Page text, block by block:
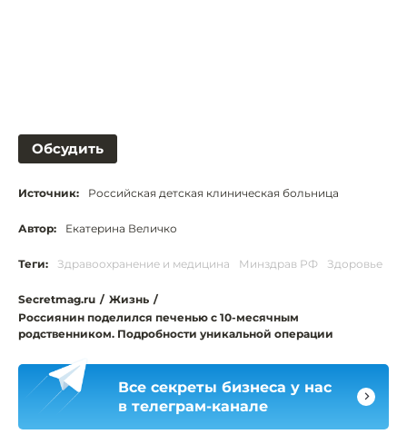
Обсудить
Источник: Российская детская клиническая больница
Автор: Екатерина Величко
Теги: Здравоохранение и медицина Минздрав РФ Здоровье
Secretmag.ru / Жизнь /
Россиянин поделился печенью с 10-месячным
родственником. Подробности уникальной операции
Все секреты бизнеса у нас
в телеграм-канале